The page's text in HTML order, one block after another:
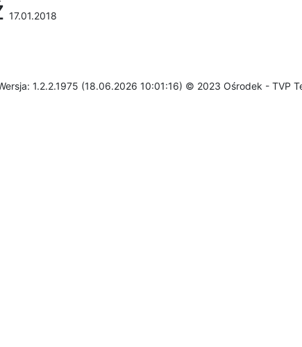
17.01.2018
1.2.2.1975 (18.06.2026 10:01:16) © 2023 Ośrodek - TVP